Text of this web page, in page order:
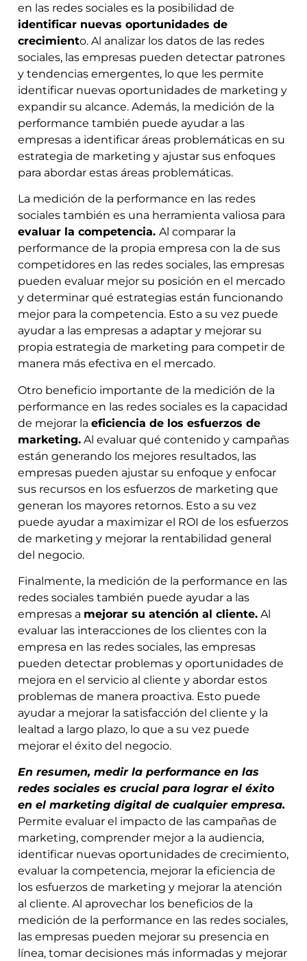
en las redes sociales es la posibilidad de
identificar nuevas oportunidades de
crecimiento. Al analizar los datos de las redes
sociales, las empresas pueden detectar patrones
y tendencias emergentes, lo que les permite
identificar nuevas oportunidades de marketing y
expandir su alcance. Además, la medición de la
performance también puede ayudar a las
empresas a identificar áreas problemáticas en su
estrategia de marketing y ajustar sus enfoques
para abordar estas áreas problemáticas.
La medición de la performance en las redes
sociales también es una herramienta valiosa para
evaluar la competencia. Al comparar la
performance de la propia empresa con la de sus
competidores en las redes sociales, las empresas
pueden evaluar mejor su posición en el mercado
y determinar qué estrategias están funcionando
mejor para la competencia. Esto a su vez puede
ayudar a las empresas a adaptar y mejorar su
propia estrategia de marketing para competir de
manera más efectiva en el mercado.
Otro beneficio importante de la medición de la
performance en las redes sociales es la capacidad
de mejorar la eficiencia de los esfuerzos de
marketing. Al evaluar qué contenido y campañas
están generando los mejores resultados, las
empresas pueden ajustar su enfoque y enfocar
sus recursos en los esfuerzos de marketing que
generan los mayores retornos. Esto a su vez
puede ayudar a maximizar el ROI de los esfuerzos
de marketing y mejorar la rentabilidad general
del negocio.
Finalmente, la medición de la performance en las
redes sociales también puede ayudar a las
empresas a mejorar su atención al cliente. Al
evaluar las interacciones de los clientes con la
empresa en las redes sociales, las empresas
pueden detectar problemas y oportunidades de
mejora en el servicio al cliente y abordar estos
problemas de manera proactiva. Esto puede
ayudar a mejorar la satisfacción del cliente y la
lealtad a largo plazo, lo que a su vez puede
mejorar el éxito del negocio.
En resumen, medir la performance en las
redes sociales es crucial para lograr el éxito
en el marketing digital de cualquier empresa.
Permite evaluar el impacto de las campañas de
marketing, comprender mejor a la audiencia,
identificar nuevas oportunidades de crecimiento,
evaluar la competencia, mejorar la eficiencia de
los esfuerzos de marketing y mejorar la atención
al cliente. Al aprovechar los beneficios de la
medición de la performance en las redes sociales,
las empresas pueden mejorar su presencia en
línea, tomar decisiones más informadas y mejorar